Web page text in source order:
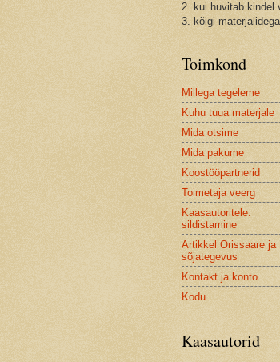
2. kui huvitab kindel
3. kõigi
Toimkond
Millega tegeleme
Kuhu tuua materjale
Mida otsime
Mida pakume
Koostööpartnerid
Toimetaja veerg
Kaasautoritele:
sildistamine
Artikkel Orissaare ja
sõjategevus
Kontakt ja konto
Kodu
Kaasautorid